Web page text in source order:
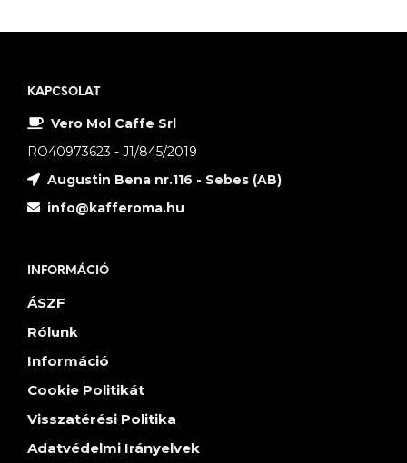
KAPCSOLAT
Vero Mol Caffe Srl
RO40973623 - J1/845/2019
Augustin Bena nr.116 - Sebes (AB)
info@kafferoma.hu
INFORMÁCIÓ
ÁSZF
Rólunk
Információ
Cookie Politikát
Visszatérési Politika
Adatvédelmi Irányelvek